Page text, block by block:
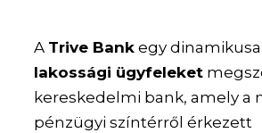
A Trive Bank egy
lakossági ügyfeleket
kereskedelmi bank, amely a
pénzügyi színtérről érkezett